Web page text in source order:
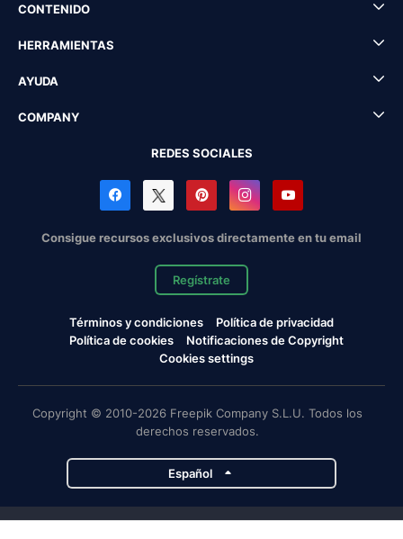
CONTENIDO
HERRAMIENTAS
AYUDA
COMPANY
REDES SOCIALES
Consigue recursos exclusivos directamente en tu email
Regístrate
Términos y condiciones
Política de privacidad
Política de cookies
Notificaciones de Copyright
Cookies settings
Copyright © 2010-2026 Freepik Company S.L.U. Todos los
derechos reservados.
Español